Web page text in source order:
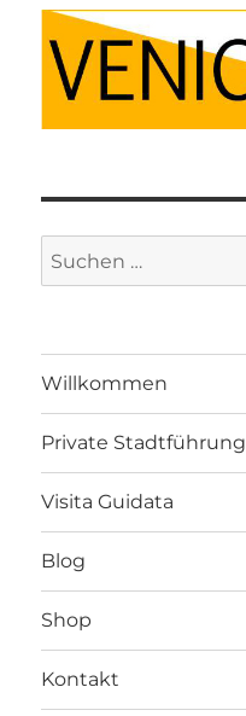
Suche
nach:
Willkommen
Private Stadtführung
Visita Guidata
Blog
Shop
Kontakt